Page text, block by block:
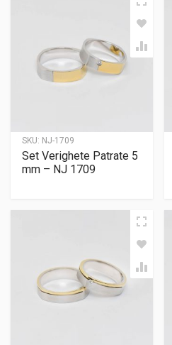
SKU: NJ-1709
Set Verighete Patrate 5
mm – NJ 1709